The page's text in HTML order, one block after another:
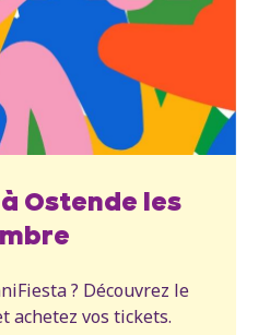
Ostende les
? Découvrez le
achetez vos tickets.